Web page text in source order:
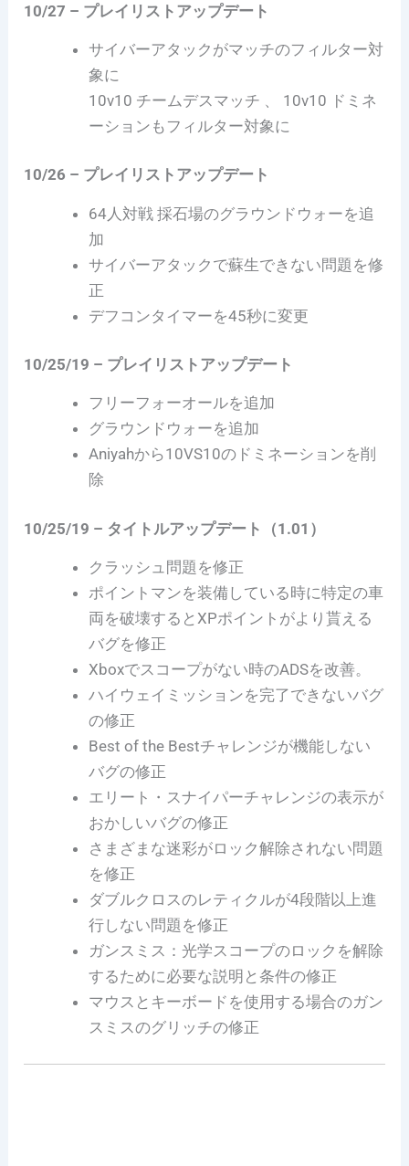
10/27 – プレイリストアップデート
サイバーアタックがマッチのフィルター対
象に
10v10 チームデスマッチ 、 10v10 ドミネ
ーションもフィルター対象に
10/26 – プレイリストアップデート
64人対戦 採石場のグラウンドウォーを追
加
サイバーアタックで蘇生できない問題を修
正
デフコンタイマーを45秒に変更
10/25/19 – プレイリストアップデート
フリーフォーオールを追加
グラウンドウォーを追加
Aniyahから10VS10のドミネーションを削
除
10/25/19 – タイトルアップデート（1.01）
クラッシュ問題を修正
ポイントマンを装備している時に特定の車
両を破壊するとXPポイントがより貰える
バグを修正
Xboxでスコープがない時のADSを改善。
ハイウェイミッションを完了できないバグ
の修正
Best of the Bestチャレンジが機能しない
バグの修正
エリート・スナイパーチャレンジの表示が
おかしいバグの修正
さまざまな迷彩がロック解除されない問題
を修正
ダブルクロスのレティクルが4段階以上進
行しない問題を修正
ガンスミス：光学スコープのロックを解除
するために必要な説明と条件の修正
マウスとキーボードを使用する場合のガン
スミスのグリッチの修正